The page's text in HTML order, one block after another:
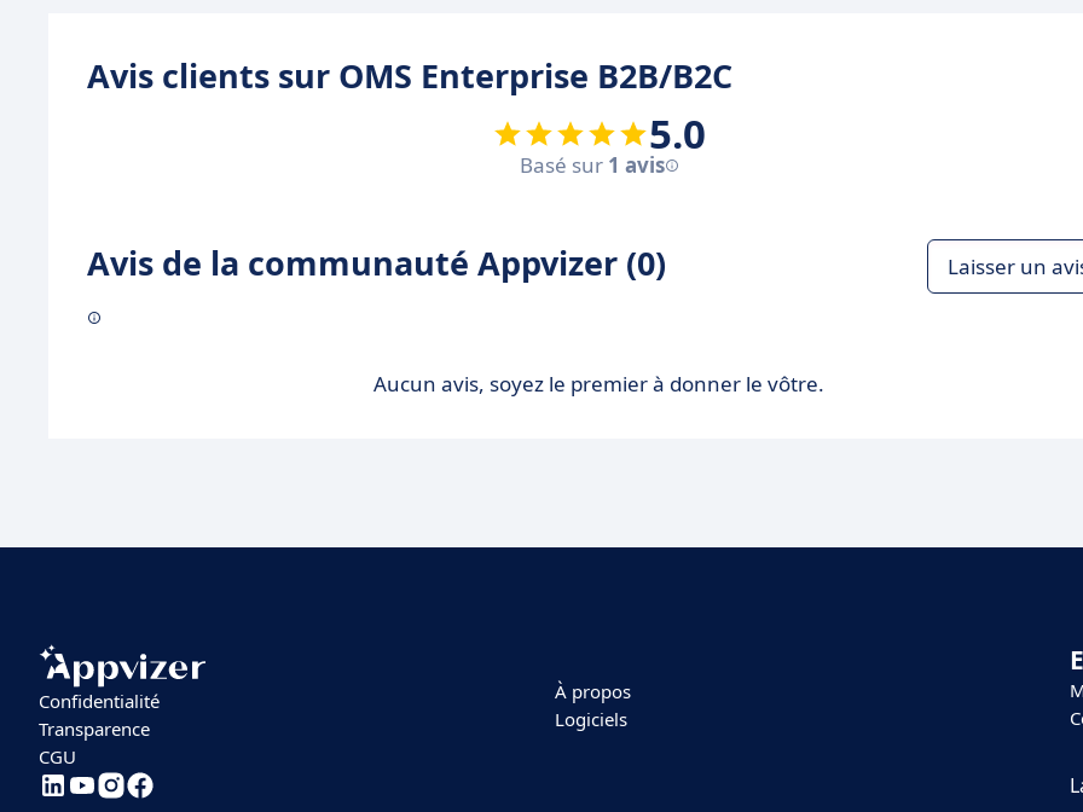
Avis clients sur OMS Enterprise B2B/B2C
5.0
Basé sur 1 avis
Avis de la communauté Appvizer (0) Laisser un
Aucun avis, soyez le premier à donner le vôtre.
Confidentialité
Transparence
CGU
À propos
Logiciels